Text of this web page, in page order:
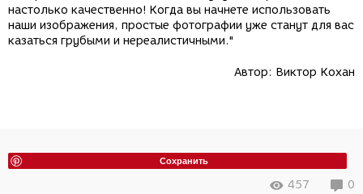
настолько качественно! Когда вы начнете использовать
наши изображения, простые фотографии уже станут для вас
казаться грубыми и нереалистичными."
Автор: Виктор Кохан
Сохранить
457 0